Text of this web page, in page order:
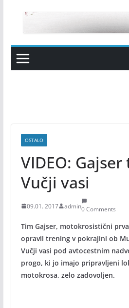
content
OSTALO
VIDEO:
Vučji vasi
09.01. 2017 admin0 Comments
Tim Gajser, motokrosistični
opravil trening v pokrajini ob
Vučji vasi pod avtocestnim
progo, ki jo imajo pripravljeni
motokrosa, zelo zadovoljen.